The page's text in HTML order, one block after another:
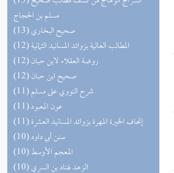
مسلم بن الحجاج
(13) صحيح البخاري
(12) المطالب العالية بزوائد المسانيد الثمانية
(12) روضة العقلاء لابن حبان
(12) صحيح ابن حبان
(11) شرح النووي على مسلم
(11) عون المعبود
(11) إتحاف الخيرة المهرة بزوائد المسانيد العشرة
(10) سنن أبي داود
(10) المعجم الأوسط
(10) الزهد لهناد بن السري